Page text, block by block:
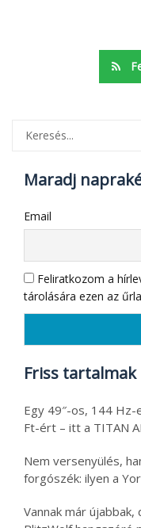
Maradj
Email
Feliratkozom a
tárolására ezen az
Friss tartalmak
Egy 49″-os, 144
Ft-ért – itt a TITAN
Nem versenyülés,
forgószék: ilyen a
Vannak már